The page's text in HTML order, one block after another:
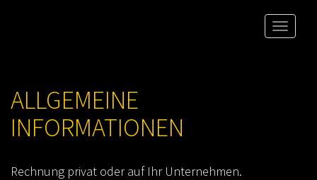
Toggle
ALLGEMEINE
INFORMATIONEN
Rechnung privat oder auf Ihr Unternehmen.